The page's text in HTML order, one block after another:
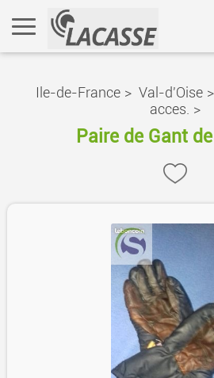
Ile-de-France > Val-d'Oise >
acces. >
Paire de Gant